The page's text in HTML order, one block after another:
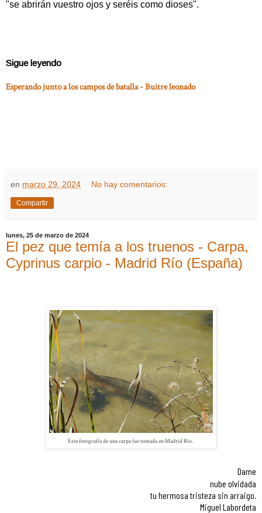
"se abrirán vuestro ojos y seréis como dioses".
Sigue leyendo
Esperando junto a los campos de batalla - Buitre leonado
en marzo 29, 2024 No hay comentarios:
Compartir
lunes, 25 de marzo de 2024
El pez que temía a los truenos - Carpa,
Cyprinus carpio - Madrid Río (España)
Esta fotografía de una carpa fue tomada en Madrid Río.
Dame
nube olvidada
tu hermosa tristeza sin arraigo.
Miguel Labordeta